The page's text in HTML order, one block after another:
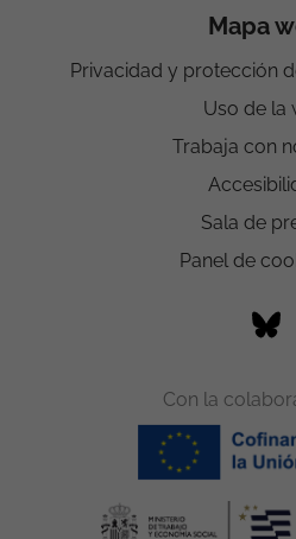
Mapa
Privacidad y protección
Uso de la
Trabaja con
Sala de
Panel de
Con la